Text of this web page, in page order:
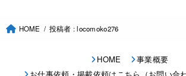
HOME 投稿者 : locomoko276
HOME
事業概要